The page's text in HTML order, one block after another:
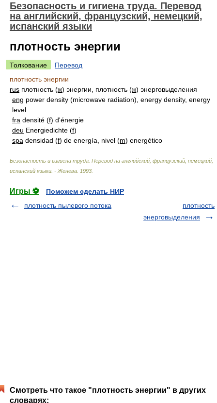
Безопасность и гигиена труда. Перевод
на английский, французский, немецкий,
испанский языки
плотность энергии
Толкование
Перевод
плотность энергии
rus плотность (ж) энергии, плотность (ж) энерговыделения
eng power density (microwave radiation), energy density, energy
level
fra densité (f) d'énergie
deu Energiedichte (f)
spa densidad (f) de energía, nivel (m) energético
Безопасность и гигиена труда. Перевод на английский, французский, немецкий,
испанский языки. - Женева 1993
Игры ⚽
Поможем сделать НИР
плотность пылевого потока
плотность
энерговыделения
Смотреть что такое "плотность энергии" в других
словарях: